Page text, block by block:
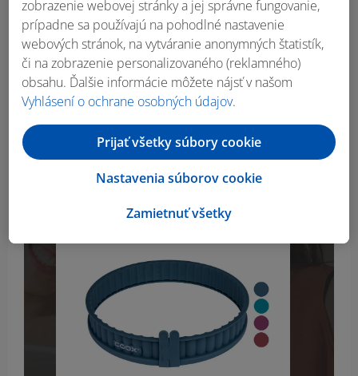
Máš všetko, čo
potrebuješ?
našom online shope naLidl.sk.
zobrazenie webovej stránky a jej správne fungovanie,
prípadne sa používajú na pohodlné nastavenie
webových stránok, na vytváranie anonymných štatistík,
či na zobrazenie personalizovaného (reklamného)
obsahu. Ďalšie informácie môžete nájsť v našom
Vyhlásení o ochrane osobných údajov.
Zamietnuť všetky
Nastavenia súborov cookie
Prijať všetky súbory cookie